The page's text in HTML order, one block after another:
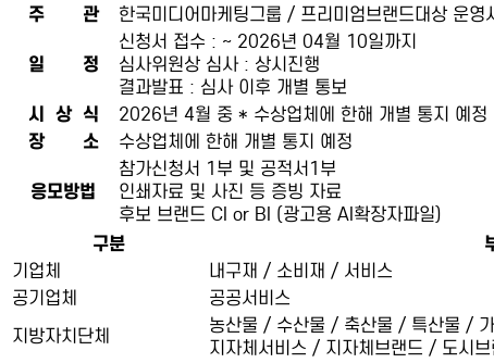
주 관
한국미디어마케팅그룹 / 프리미엄브랜드대상 운영
일 정
신청서 접수 : ~ 2026년 04월 10일까지
심사위원상 심사 : 상시진행
결과발표 : 심사 이후 개별 통보
시 상 식
2026년 4월 중 * 수상업체에 한해 개별 통지 예정
장 소
수상업체에 한해 개별 통지 예정
응모방법
참가신청서 1부 및 공적서1부
인쇄자료 및 사진 등 증빙 자료
후보 브랜드 CI or BI (광고용 AI확장자파일)
구분
기업체
내구재 / 소비재 / 서비스
공기업체
공공서비스
지방자치단체
농산물 / 수산물 / 축산물 / 특산물 /
지자체서비스 / 지자체브랜드 / 도시브